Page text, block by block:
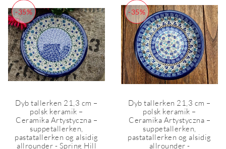
-35%
Dyb tallerken 21,3 cm –
polsk keramik –
Ceramika Artystyczna –
suppetallerken,
pastatallerken og alsidig
allrounder - Spring Hill
-35%
Dyb tallerken 21,3 cm –
polsk keramik –
Ceramika Artystyczna –
suppetallerken,
pastatallerken og alsidig
allrounder -